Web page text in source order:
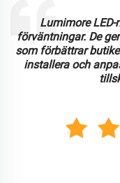
Lumimore
förväntningar. De
som förbättrar
installera och